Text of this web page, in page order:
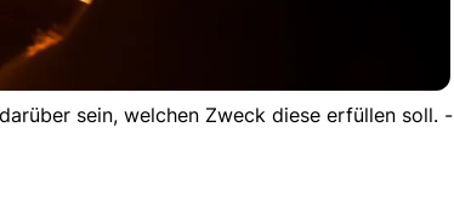
sein, welchen Zweck diese erfüllen soll. -